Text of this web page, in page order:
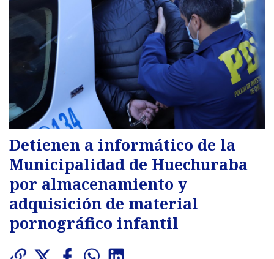
Detienen a informático de la
Municipalidad de Huechuraba
por almacenamiento y
adquisición de material
pornográfico infantil